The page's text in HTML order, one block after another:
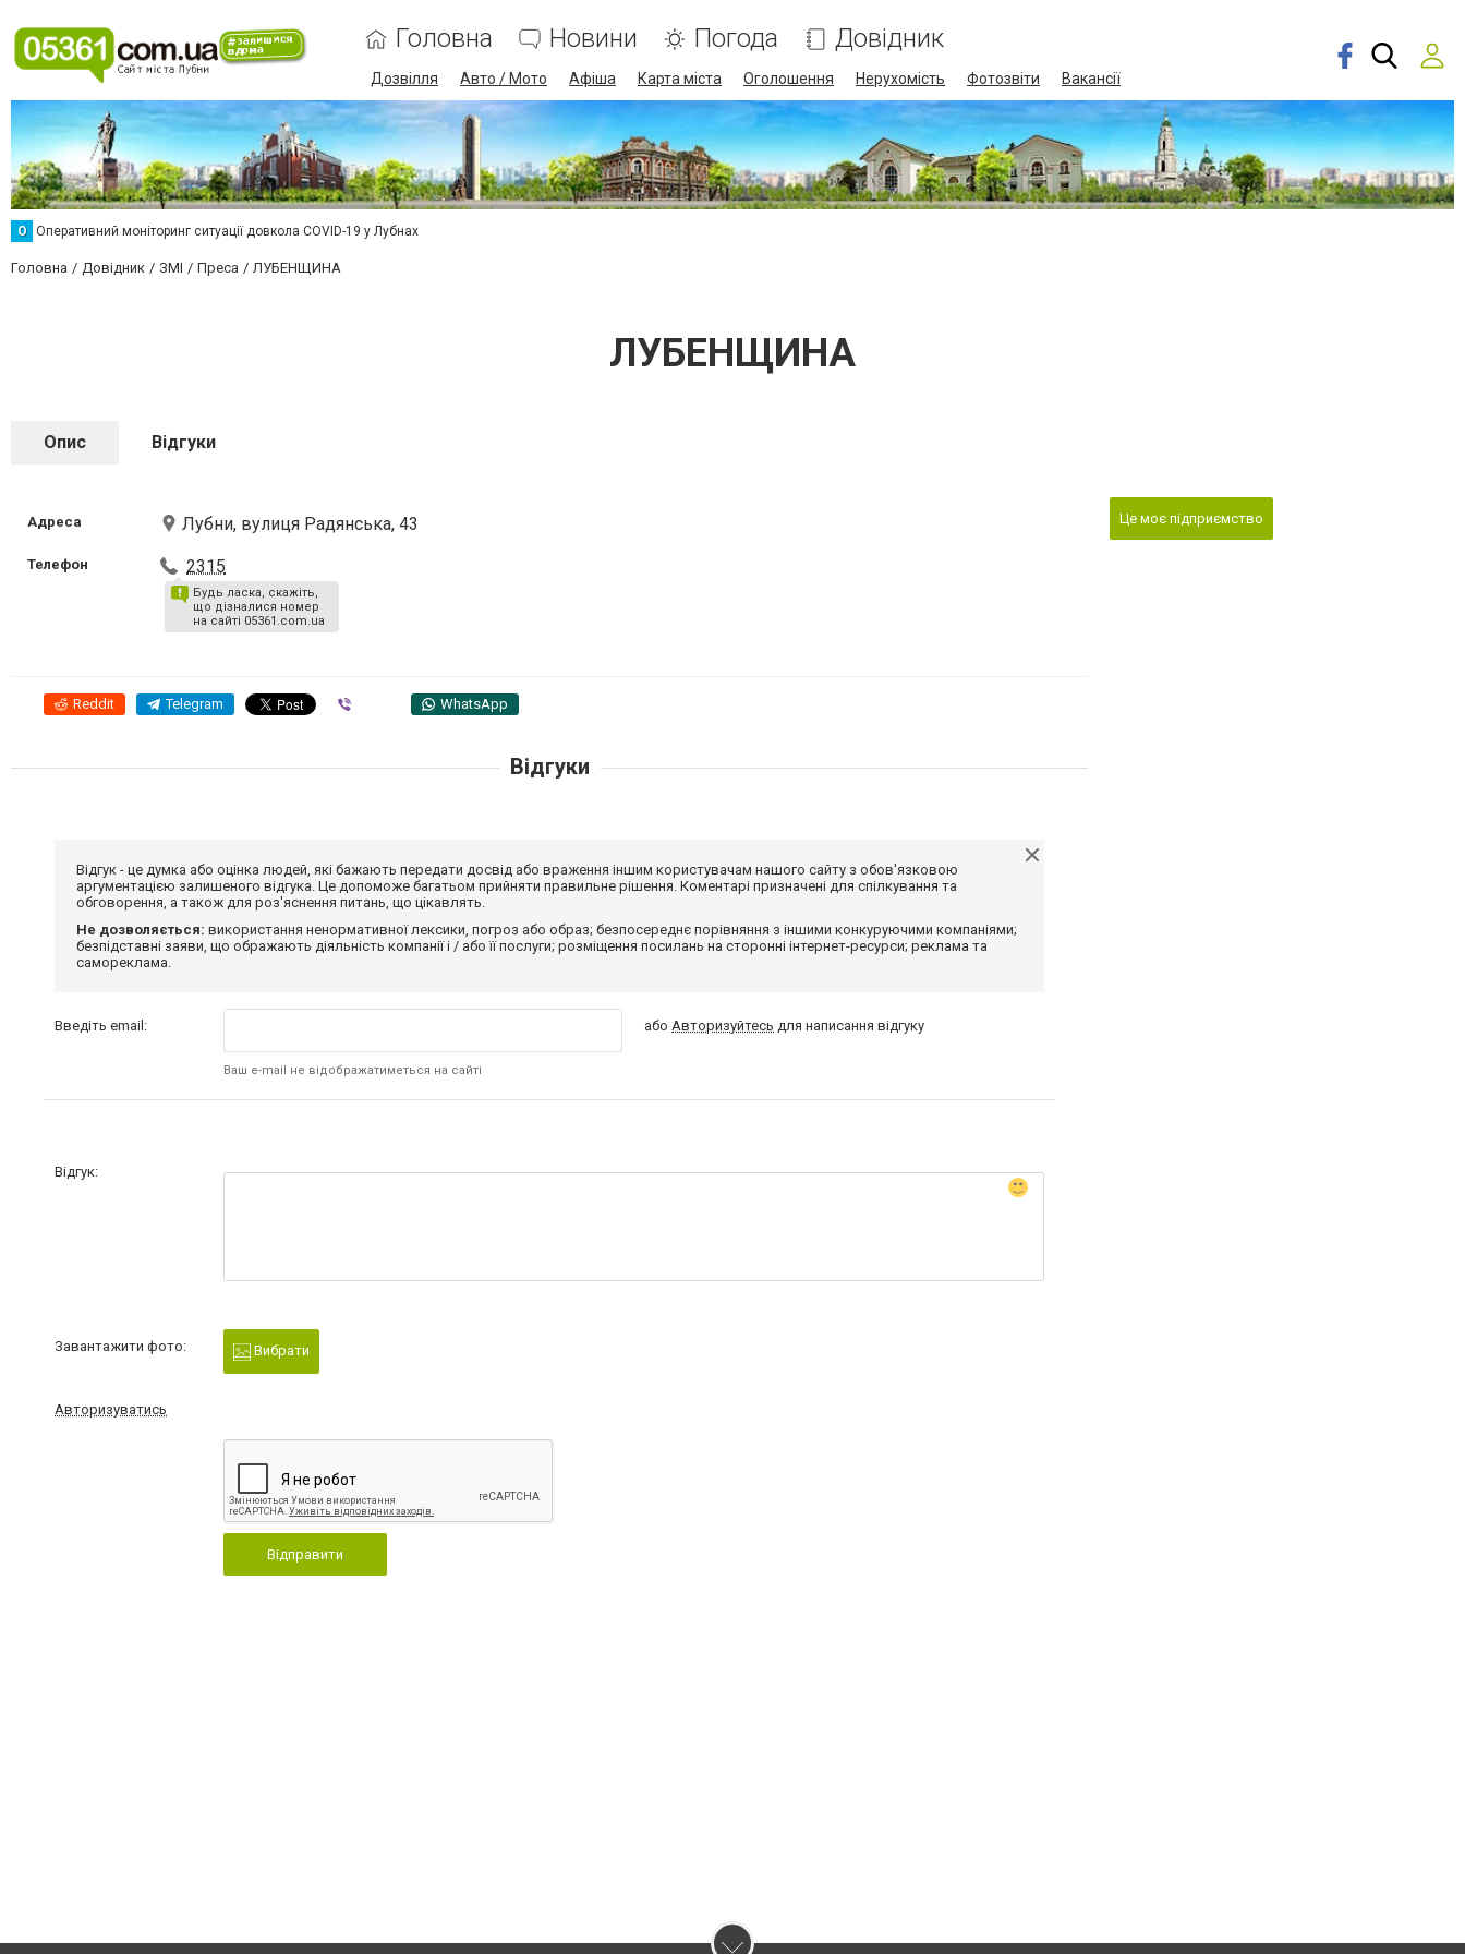
Головна Новини Погода Довідник
Дозвілля Авто / Мото Афіша Карта міста Оголошення Нерухомість Фотозвіти Вакансії
О Оперативний моніторинг ситуації довкола COVID-19 у Лубнах
Головна Довідник ЗМІ Преса ЛУБЕНЩИНА
ЛУБЕНЩИНА
Опис Відгуки
Адреса Лубни, вулиця Радянська, 43
Телефон 2315
Будь ласка, скажіть,
що дізналися номер
на сайті 05361.com.ua
Reddit Telegram WhatsApp
Це моє підприємство
Відгуки
Відгук - це думка або оцінка людей, які бажають передати досвід або враження іншим користувачам нашого сайту з обов'язковою
аргументацією залишеного відгука. Це допоможе багатьом прийняти правильне рішення. Коментарі призначені для спілкування та
обговорення, а також для роз'яснення питань, що цікавлять.
Не дозволяється: використання ненормативної лексики, погроз або образ; безпосереднє порівняння з іншими конкуруючими компаніями;
безпідставні заяви, що ображають діяльність компанії і / або її послуги; розміщення посилань на сторонні інтернет-ресурси; реклама та
самореклама.
Введіть email:
Ваш e-mail не відображатиметься на сайті
абоАвторизуйтесь для написання відгуку
Відгук:
Завантажити фото: Вибрати
Авторизуватись
Відправити